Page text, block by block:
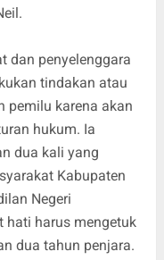
dan penyelenggara
tindakan atau
pemilu karena akan
hukum. Ia
dua kali yang
Kabupaten
Negeri
hati harus mengetuk
dua tahun penjara.